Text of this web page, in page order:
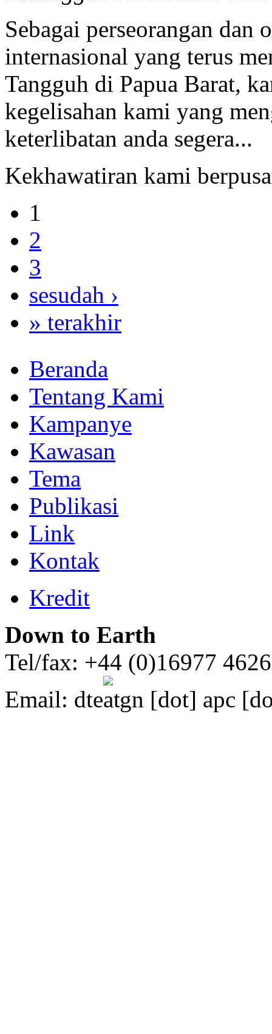
Sebagai perseorangan dan
internasional yang terus
Tangguh di Papua Barat,
kegelisahan kami yang
keterlibatan anda segera...
Kekhawatiran kami
1
2
3
sesudah ›
» terakhir
Beranda
Tentang Kami
Kampanye
Kawasan
Tema
Publikasi
Link
Kontak
Kredit
Down to Earth
Tel/fax: +44 (0)16977
Email: dte gn [dot] apc